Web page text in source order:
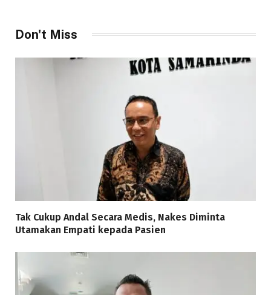
Don't Miss
Tak Cukup Andal Secara Medis, Nakes Diminta
Utamakan Empati kepada Pasien